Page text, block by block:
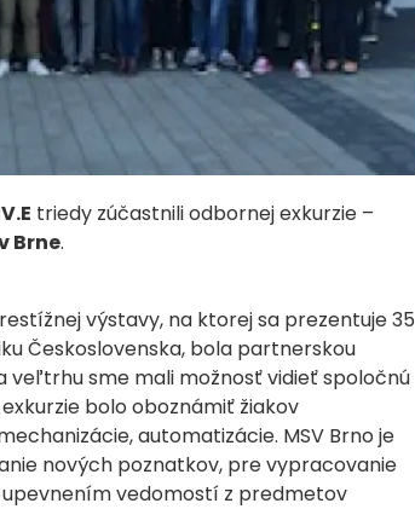
triedy zúčastnili odbornej exkurzie –
Brne.
výstavy, na ktorej sa prezentuje 35
Československa, bola partnerskou
veľtrhu sme mali možnosť vidieť spoločnú
bolo oboznámiť žiakov
automatizácie. MSV Brno je
nových poznatkov, pre vypracovanie
vedomostí z predmetov